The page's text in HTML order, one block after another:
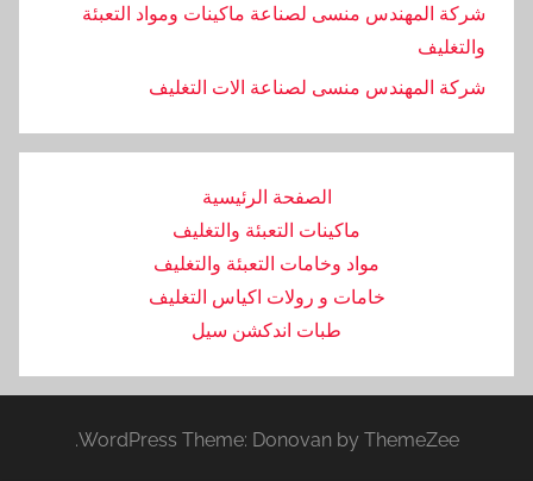
شركة المهندس منسى لصناعة ماكينات ومواد التعبئة
والتغليف
‏شركة المهندس منسى لصناعة الات التغليف
الصفحة الرئيسية
ماكينات التعبئة والتغليف
مواد وخامات التعبئة والتغليف
خامات و رولات اكياس التغليف
طبات اندكشن سيل
WordPress Theme: Donovan by ThemeZee.